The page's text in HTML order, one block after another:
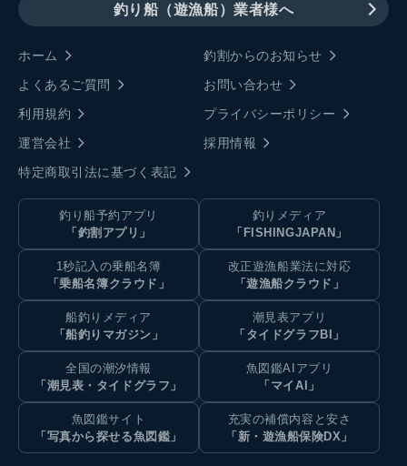
釣り船（遊漁船）業者様へ
ホーム
釣割からのお知らせ
よくあるご質問
お問い合わせ
利用規約
プライバシーポリシー
運営会社
採用情報
特定商取引法に基づく表記
釣り船予約アプリ
「釣割アプリ」
釣りメディア
「FISHINGJAPAN」
1秒記入の乗船名簿
「乗船名簿クラウド」
改正遊漁船業法に対応
「遊漁船クラウド」
船釣りメディア
「船釣りマガジン」
潮見表アプリ
「タイドグラフBI」
全国の潮汐情報
「潮見表・タイドグラフ」
魚図鑑AIアプリ
「マイAI」
魚図鑑サイト
「写真から探せる魚図鑑」
充実の補償内容と安さ
「新・遊漁船保険DX」